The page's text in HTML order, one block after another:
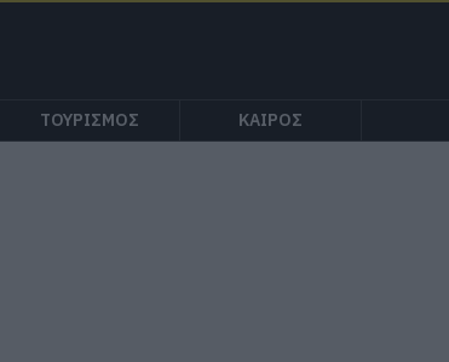
ΤΟΥΡΙΣΜΟΣ ΚΑΙΡΟΣ